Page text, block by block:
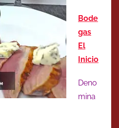
Bode
gas
El
Inicio
Deno
mina